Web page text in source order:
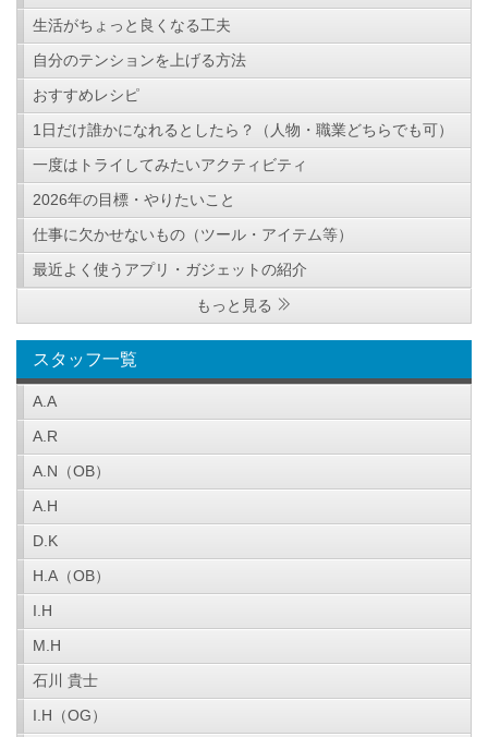
生活がちょっと良くなる工夫
自分のテンションを上げる方法
おすすめレシピ
1日だけ誰かになれるとしたら？（人物・職業どちらでも可）
一度はトライしてみたいアクティビティ
2026年の目標・やりたいこと
仕事に欠かせないもの（ツール・アイテム等）
最近よく使うアプリ・ガジェットの紹介
もっと見る
スタッフ一覧
A.A
A.R
A.N（OB）
A.H
D.K
H.A（OB）
I.H
M.H
石川 貴士
I.H（OG）